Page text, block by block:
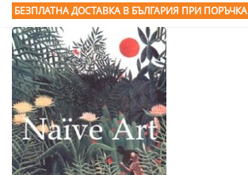
БЕЗПЛАТНА ДОСТАВКА В БЪЛГАРИЯ ПРИ ПОРЪЧКА